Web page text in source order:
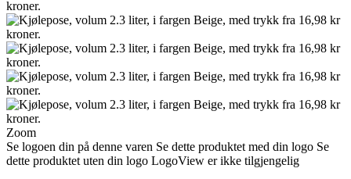
Zoom
Se logoen din på denne varen Se dette produktet med din logo Se
dette produktet uten din logo LogoView er ikke tilgjengelig